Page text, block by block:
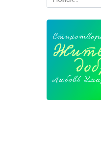
for: